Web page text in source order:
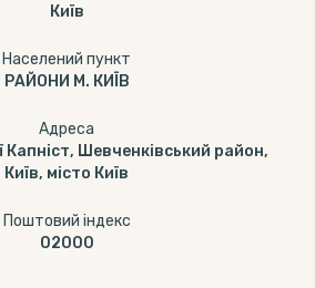
Київ
Населений пункт
РАЙОНИ М. КИЇВ
Адреса
Капніст, Шевченківський район,
Київ, місто Київ
Поштовий індекс
02000